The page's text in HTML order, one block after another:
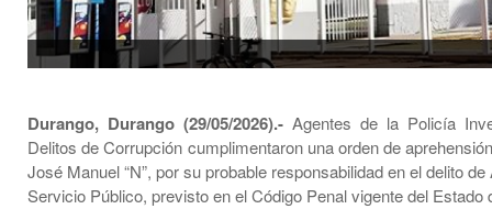
Durango, Durango (29/05/2026).- Agentes de la Policía
Delitos de Corrupción cumplimentaron una orden de
José Manuel “N”, por su probable responsabilidad en el delito de
Servicio Público, previsto en el Código Penal vigente del Estado